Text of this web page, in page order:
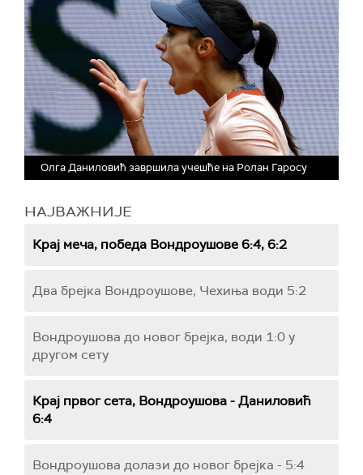
Олга Даниловић завршила учешће на Ролан Гаросу
НАЈВАЖНИЈЕ
Крај меча, победа Вондроушове 6:4, 6:2
Два брејка Вондроушове, Чехиња води 5:2
Вондроушова до новог брејка, води 1:0 у
другом сету
Крај првог сета, Вондроушова - Даниловић
6:4
Вондроушова долази до новог брејка - 5:4